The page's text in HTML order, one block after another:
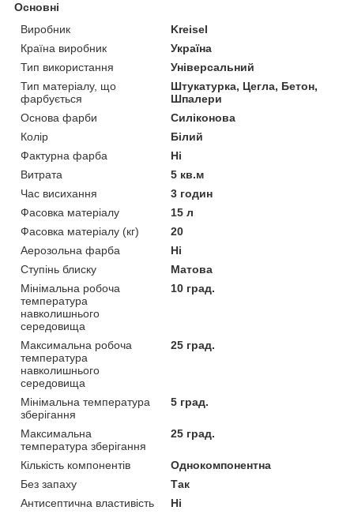
Основні
Виробник
Kreisel
Країна виробник
Україна
Тип використання
Універсальний
Тип матеріалу, що
фарбується
Штукатурка, Цегла, Бетон,
Шпалери
Основа фарби
Силіконова
Колір
Білий
Фактурна фарба
Ні
Витрата
5 кв.м
Час висихання
3 годин
Фасовка матеріалу
15 л
Фасовка матеріалу (кг)
20
Аерозольна фарба
Ні
Ступінь блиску
Матова
Мінімальна робоча
температура
навколишнього
середовища
10 град.
Максимальна робоча
температура
навколишнього
середовища
25 град.
Мінімальна температура
зберігання
5 град.
Максимальна
температура зберігання
25 град.
Кількість компонентів
Однокомпонентна
Без запаху
Так
Антисептична властивість
Ні